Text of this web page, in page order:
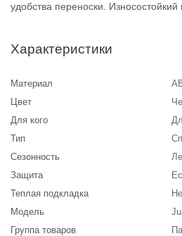
удобства переноски. Износостойкий
Характеристики
Материал
Цвет
Для кого
Тип
Сезонность
Защита
Теплая подкладка
Модель
Группа товаров